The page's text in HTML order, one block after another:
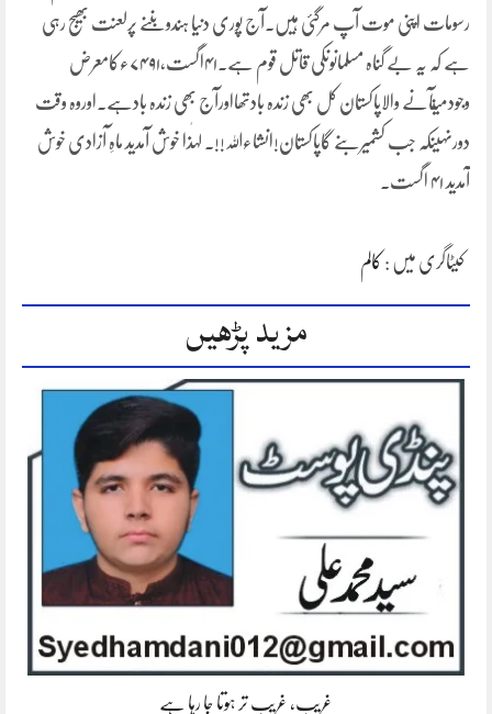
رسومات اپنی موت آپ مرگئی ہیں۔آج پوری دنیا ہندو بننے پرلعنت بھیج رہی
ہے کہ یہ بے گناہ مسلمانوںکی قاتل قوم ہے۔۴۱اگست،۷۴۹۱ءکامعرض
وجودمیںآنے والاپاکستان کل بھی زندہ بادتھااورآج بھی زندہ بادہے۔اوروہ وقت
دورنہیںکہ جب کشمیربنے گاپاکستان!انشاءاللہ!!۔ لہٰذا خوش آمدید ماہِ آزادی خوش
آمدید ۴۱ اگست۔
کیٹاگری میں : کالم
مزید پڑھیں
غریب، غریب تر ہوتا جا رہا ہے